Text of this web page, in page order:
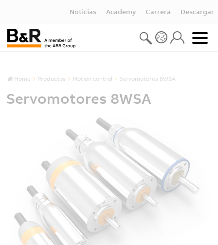
Noticias Academy Carrera Descargar
Home Productos Motion control Servomotores 8WSA
Servomotores 8WSA